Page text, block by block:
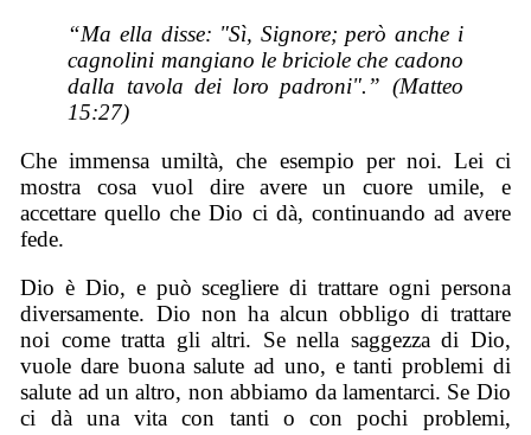
“Ma ella disse: "Sì, Signore; però anche i
cagnolini mangiano le briciole che cadono
dalla tavola dei loro padroni".” (Matteo
15:27)
Che immensa umiltà, che esempio per noi. Lei ci
mostra cosa vuol dire avere un cuore umile, e
accettare quello che Dio ci dà, continuando ad avere
fede.
Dio è Dio, e può scegliere di trattare ogni persona
diversamente. Dio non ha alcun obbligo di trattare
noi come tratta gli altri. Se nella saggezza di Dio,
vuole dare buona salute ad uno, e tanti problemi di
salute ad un altro, non abbiamo da lamentarci. Se Dio
ci dà una vita con tanti o con pochi problemi,